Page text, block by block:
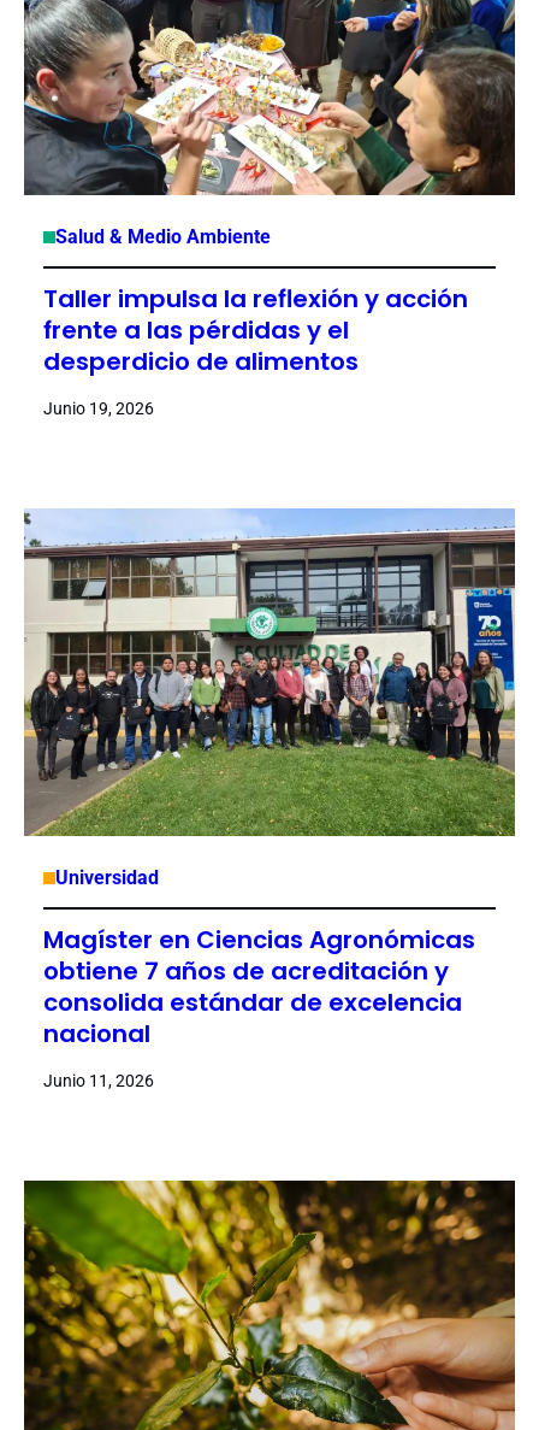
Salud & Medio Ambiente
Taller impulsa la reflexión y acción
frente a las pérdidas y el
desperdicio de alimentos
Junio 19, 2026
Universidad
Magíster en Ciencias Agronómicas
obtiene 7 años de acreditación y
consolida estándar de excelencia
nacional
Junio 11, 2026